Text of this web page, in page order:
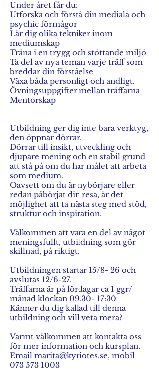
Under året får du:
Utforska och förstå din mediala och
psychic förmågor
Lär dig olika tekniker inom
mediumskap
Träna i en trygg och stöttande miljö
Ta del av nya teman varje träff som
breddar din förståelse
Växa båda personligt och andligt.
Övningsuppgifter mellan träffarna
Mentorskap
Utbildning ger dig inte bara verktyg,
den öppnar dörrar.
Dörrar till insikt, utveckling och
djupare mening och en stabil grund
att stå på om du har målet att arbeta
som medium.
Oavsett om du är nybörjare eller
redan påbörjat din resa, är det
möjlighet att ta nästa steg med stöd,
struktur och inspiration.
Välkommen att vara en del av något
meningsfullt, utbildning som gör
skillnad, på riktigt.
Utbildningen startar 15/8- 26 och
avslutas 12/6-27.
Träffarna är på lördagar ca 1 ggr/
månad klockan 09.30- 17:30
Känner du dig kallad till denna
utbildning och vill veta mera?
Varmt välkommen att kontakta oss
för mer information och kursplan.
Email marita@kyriotes.se, mobil
073 573 1003